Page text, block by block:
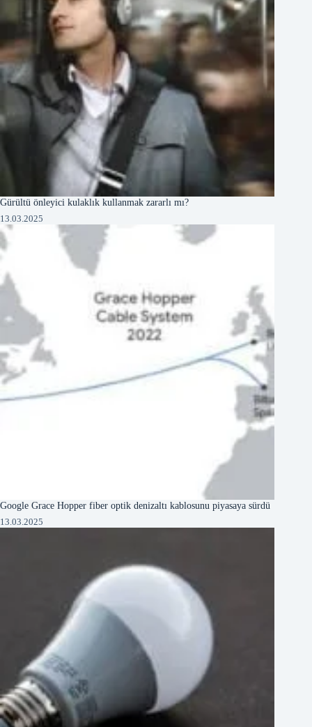
Gürültü önleyici kulaklık kullanmak zararlı mı?
13.03.2025
Google Grace Hopper fiber optik denizaltı kablosunu piyasaya sürdü
13.03.2025